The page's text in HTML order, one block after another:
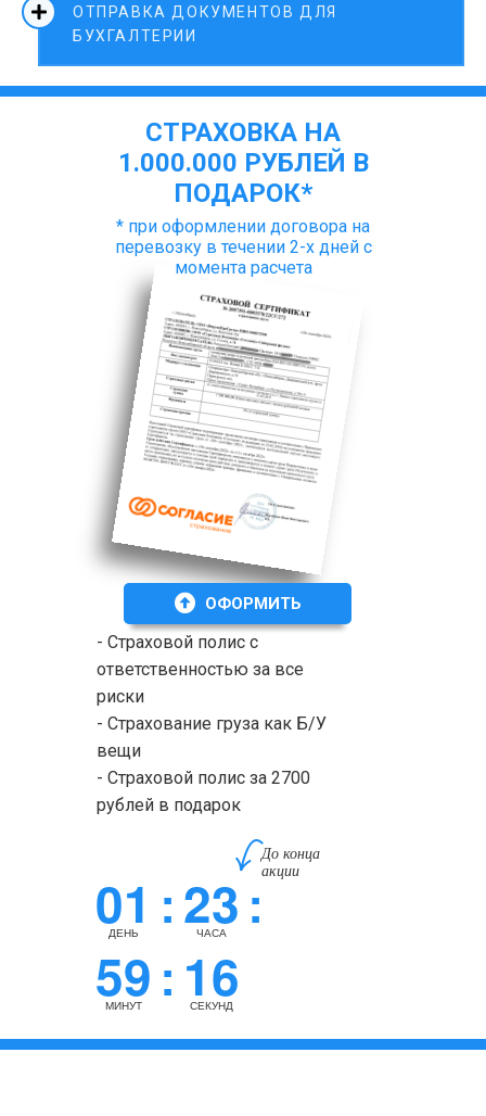
ОТПРАВКА ДОКУМЕНТОВ ДЛЯ
БУХГАЛТЕРИИ
СТРАХОВКА НА
1.000.000 РУБЛЕЙ В
ПОДАРОК*
* при оформлении договора на
перевозку в течении 2-х дней с
момента расчета
- Страховой полис с
ответственностью за все
риски
- Страхование груза как Б/У
вещи
- Страховой полис за 2700
рублей в подарок
ОФОРМИТЬ
До конца
акции
01:
ДЕНЬ 23:
ЧАСА
59:
МИНУТ 15
СЕКУНД